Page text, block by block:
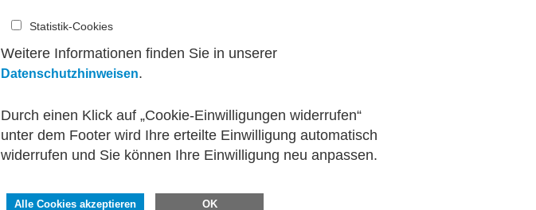
DIREKT ZU
FeRD
Statistik-Cookies
Weitere Informationen finden Sie in unserer
Datenschutzhinweisen.
Durch einen Klick auf „Cookie-Einwilligungen widerrufen“
unter dem Footer wird Ihre erteilte Einwilligung automatisch
widerrufen und Sie können Ihre Einwilligung neu anpassen.
Alle Cookies akzeptieren OK